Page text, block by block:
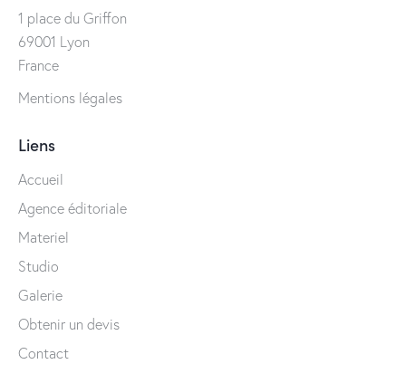
1 place du Griffon
69001 Lyon
France
Mentions légales
Liens
Accueil
Agence éditoriale
Materiel
Studio
Galerie
Obtenir un devis
Contact